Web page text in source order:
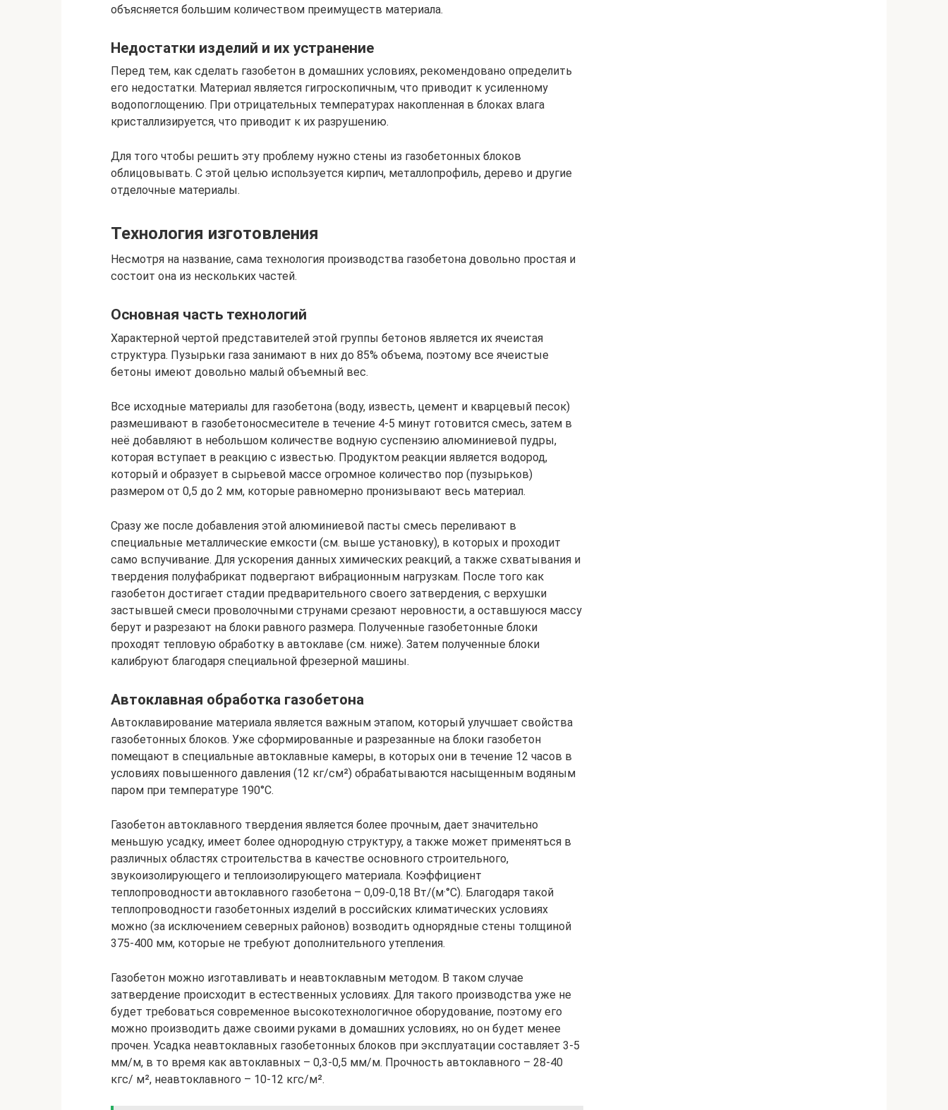
объясняется большим количеством преимуществ материала.
Недостатки изделий и их устранение
Перед тем, как сделать газобетон в домашних условиях, рекомендовано определить
его недостатки. Материал является гигроскопичным, что приводит к усиленному
водопоглощению. При отрицательных температурах накопленная в блоках влага
кристаллизируется, что приводит к их разрушению.
Для того чтобы решить эту проблему нужно стены из газобетонных блоков
облицовывать. С этой целью используется кирпич, металлопрофиль, дерево и другие
отделочные материалы.
Технология изготовления
Несмотря на название, сама технология производства газобетона довольно простая и
состоит она из нескольких частей.
Основная часть технологий
Характерной чертой представителей этой группы бетонов является их ячеистая
структура. Пузырьки газа занимают в них до 85% объема, поэтому все ячеистые
бетоны имеют довольно малый объемный вес.
Все исходные материалы для газобетона (воду, известь, цемент и кварцевый песок)
размешивают в газобетоносмесителе в течение 4-5 минут готовится смесь, затем в
неё добавляют в небольшом количестве водную суспензию алюминиевой пудры,
которая вступает в реакцию с известью. Продуктом реакции является водород,
который и образует в сырьевой массе огромное количество пор (пузырьков)
размером от 0,5 до 2 мм, которые равномерно пронизывают весь материал.
Сразу же после добавления этой алюминиевой пасты смесь переливают в
специальные металлические емкости (см. выше установку), в которых и проходит
само вспучивание. Для ускорения данных химических реакций, а также схватывания и
твердения полуфабрикат подвергают вибрационным нагрузкам. После того как
газобетон достигает стадии предварительного своего затвердения, с верхушки
застывшей смеси проволочными струнами срезают неровности, а оставшуюся массу
берут и разрезают на блоки равного размера. Полученные газобетонные блоки
проходят тепловую обработку в автоклаве (см. ниже). Затем полученные блоки
калибруют благодаря специальной фрезерной машины.
Автоклавная обработка газобетона
Автоклавирование материала является важным этапом, который улучшает свойства
газобетонных блоков. Уже сформированные и разрезанные на блоки газобетон
помещают в специальные автоклавные камеры, в которых они в течение 12 часов в
условиях повышенного давления (12 кг/см²) обрабатываются насыщенным водяным
паром при температуре 190°С.
Газобетон автоклавного твердения является более прочным, дает значительно
меньшую усадку, имеет более однородную структуру, а также может применяться в
различных областях строительства в качестве основного строительного,
звукоизолирующего и теплоизолирующего материала. Коэффициент
теплопроводности автоклавного газобетона – 0,09-0,18 Вт/(м·°С). Благодаря такой
теплопроводности газобетонных изделий в российских климатических условиях
можно (за исключением северных районов) возводить однорядные стены толщиной
375-400 мм, которые не требуют дополнительного утепления.
Газобетон можно изготавливать и неавтоклавным методом. В таком случае
затвердение происходит в естественных условиях. Для такого производства уже не
будет требоваться современное высокотехнологичное оборудование, поэтому его
можно производить даже своими руками в домашних условиях, но он будет менее
прочен. Усадка неавтоклавных газобетонных блоков при эксплуатации составляет 3-5
мм/м, в то время как автоклавных – 0,3-0,5 мм/м. Прочность автоклавного – 28-40
кгс/ м², неавтоклавного – 10-12 кгс/м².